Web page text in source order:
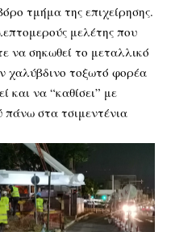
τμήμα της επιχείρησης.
μελέτης που
να σηκωθεί το μεταλλικό
χαλύβδινο τοξωτό φορέα
και να “καθίσει” με
πάνω στα τσιμεντένια